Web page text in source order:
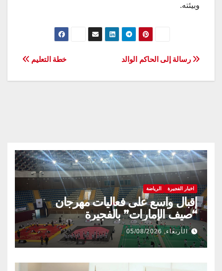
وبيئته.
تصفّح
المقالات
خطة التعليم رسالة إلى الحاكم الوالد
اخبار الفجيرة الرياضة
إقبال واسع على فعاليات مهرجان
“صيف الإمارات” بالفجيرة
الأربعاء, 05/08/2026